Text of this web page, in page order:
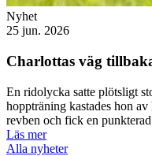
Nyhet
25 jun. 2026
Charlottas väg
En ridolycka satte plötsligt
hoppträning kastades hon
revben och fick en
Läs mer
Alla nyheter